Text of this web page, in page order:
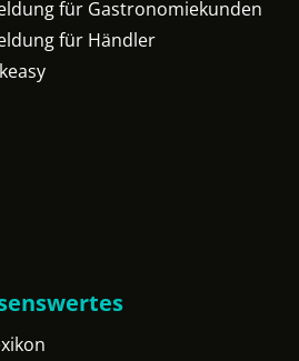
für Gastronomiekunden
für Händler